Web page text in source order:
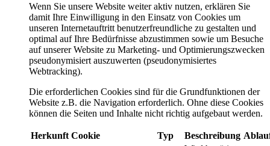
Wenn Sie unsere Website weiter aktiv nutzen, erklären Sie
damit Ihre Einwilligung in den Einsatz von Cookies um
unseren Internetauftritt benutzerfreundliche zu gestalten und
optimal auf Ihre Bedürfnisse abzustimmen sowie um Besuche
auf unserer Website zu Marketing- und Optimierungszwecken
pseudonymisiert auszuwerten (pseudonymisiertes
Webtracking).
Die erforderlichen Cookies sind für die Grundfunktionen der
Website z.B. die Navigation erforderlich. Ohne diese Cookies
können die Seiten und Inhalte nicht richtig aufgebaut werden.
Herkunft Cookie Typ Beschreibung